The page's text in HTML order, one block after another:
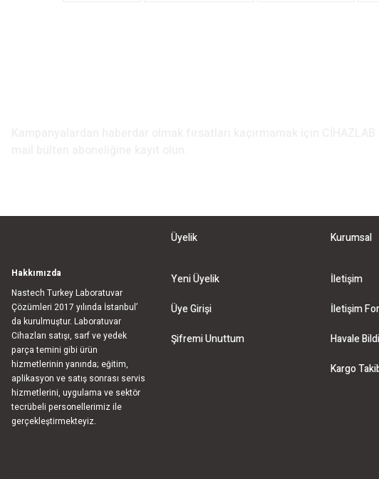
Hakkımızda
Nastech Turkey Laboratuvar
Çözümleri 2017 yılında İstanbul’
da kurulmuştur. Laboratuvar
Cihazları satışı, sarf ve yedek
parça temini gibi ürün
hizmetlerinin yanında; eğitim,
aplikasyon ve satış sonrası servis
hizmetlerini, uygulama ve sektör
tecrübeli personellerimiz ile
gerçekleştirmekteyiz.
Üyelik
Yeni Üyelik
Üye Girişi
Şifremi Unuttum
Kurumsal
İletişim
İletişim
Havale
Kargo